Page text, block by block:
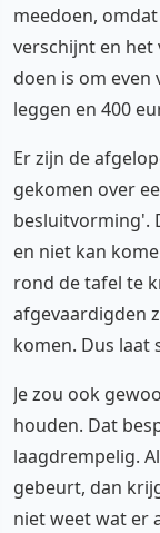
meedoen,
verschijnt en
doen is om even
leggen en 400
Er zijn de
gekomen over
besluitvorming'.
en niet kan
rond de tafel te
afgevaardigden
komen. Dus laat
Je zou ook
houden. Dat
laagdrempelig.
gebeurt, dan
niet weet wat er